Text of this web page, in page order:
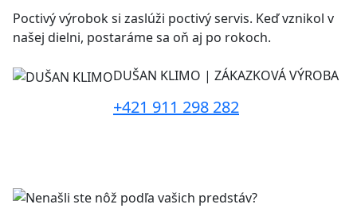
Poctivý výrobok si zaslúži poctivý servis. Keď vznikol v
našej dielni, postaráme sa oň aj po rokoch.
DUŠAN KLIMO | ZÁKAZKOVÁ VÝROBA
+421 911 298 282